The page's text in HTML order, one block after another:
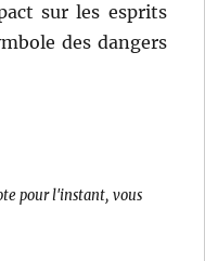
sur les esprits
des dangers
pour l'instant, vous